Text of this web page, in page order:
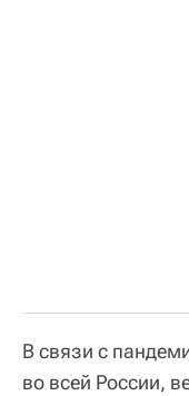
В связи с
во всей России,